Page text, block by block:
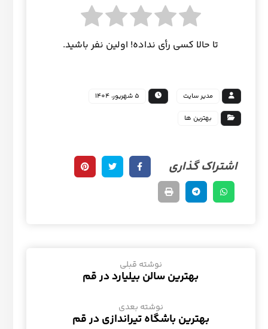
تا حالا کسی رأی نداده! اولین نفر باشید.
مدیر سایت 5 شهریور، 1404
بهترین ها
نوشته قبلی
بهترین سالن بیلیارد در قم
نوشته بعدی
بهترین باشگاه تیراندازی در قم